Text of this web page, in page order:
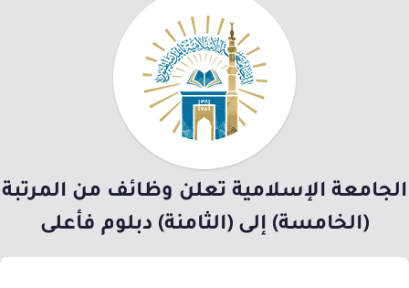
الجامعة الإسلامية تعلن وظائف من المرتبة
(الخامسة) إلى (الثامنة) دبلوم فأعلى